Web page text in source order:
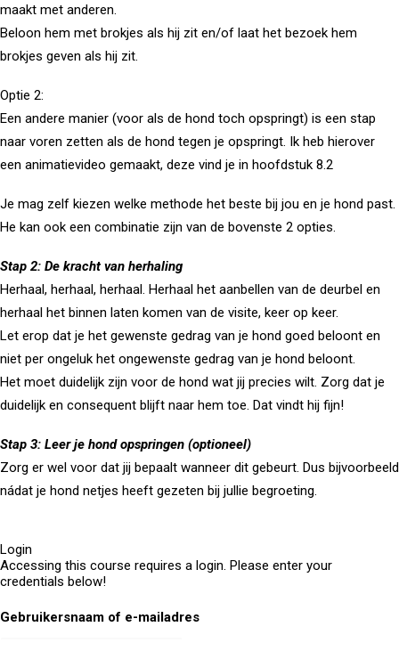
maakt met anderen.
Beloon hem met brokjes als hij zit en/of laat het bezoek hem
brokjes geven als hij zit.
Optie 2:
Een andere manier (voor als de hond toch opspringt) is een stap
naar voren zetten als de hond tegen je opspringt. Ik heb hierover
een animatievideo gemaakt, deze vind je in hoofdstuk 8.2
Je mag zelf kiezen welke methode het beste bij jou en je hond past.
He kan ook een combinatie zijn van de bovenste 2 opties.
Stap 2: De kracht van herhaling
Herhaal, herhaal, herhaal. Herhaal het aanbellen van de deurbel en
herhaal het binnen laten komen van de visite, keer op keer.
Let erop dat je het gewenste gedrag van je hond goed beloont en
niet per ongeluk het ongewenste gedrag van je hond beloont.
Het moet duidelijk zijn voor de hond wat jij precies wilt. Zorg dat je
duidelijk en consequent blijft naar hem toe. Dat vindt hij fijn!
Stap 3: Leer je hond opspringen (optioneel)
Zorg er wel voor dat jij bepaalt wanneer dit gebeurt. Dus bijvoorbeeld
nádat je hond netjes heeft gezeten bij jullie begroeting.
Login
Accessing this course requires a login. Please enter your
credentials below!
Gebruikersnaam of e-mailadres